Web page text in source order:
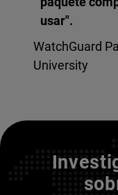
usar".
WatchGuard
University